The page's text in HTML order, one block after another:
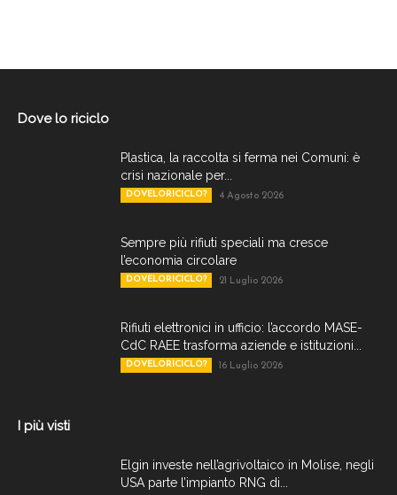
Dove lo riciclo
Plastica, la raccolta si ferma nei Comuni: è
crisi nazionale per...
DOVELORICICLO? 4 Agosto 2026
Sempre più rifiuti speciali ma cresce
l’economia circolare
DOVELORICICLO? 21 Luglio 2026
Rifiuti elettronici in ufficio: l’accordo MASE-
CdC RAEE trasforma aziende e istituzioni...
DOVELORICICLO? 16 Luglio 2026
I più visti
Elgin investe nell’agrivoltaico in Molise, negli
USA parte l’impianto RNG di...